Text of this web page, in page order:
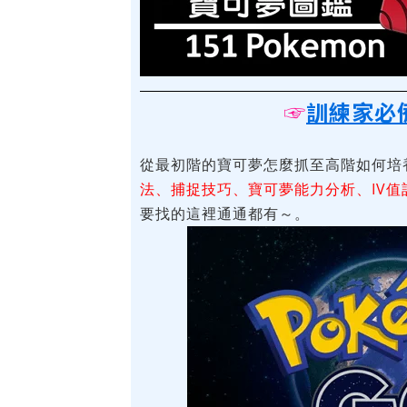
☞訓練家必
從最初階的寶可夢怎麼抓至高階如何
法、捕捉技巧、寶可夢能力分析、IV
要找的這裡通通都有～。